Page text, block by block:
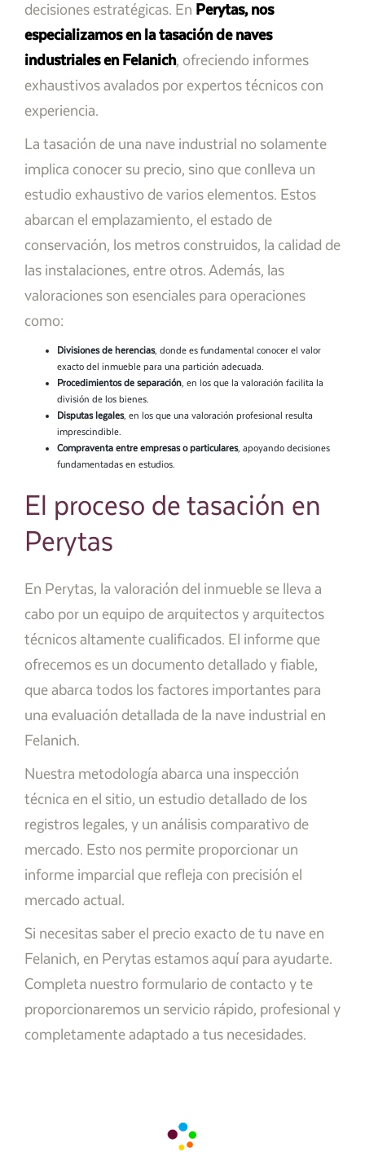
decisiones estratégicas. En Perytas, nos
especializamos en la tasación de naves
industriales en Felanich, ofreciendo informes
exhaustivos avalados por expertos técnicos con
experiencia.
La tasación de una nave industrial no solamente
implica conocer su precio, sino que conlleva un
estudio exhaustivo de varios elementos. Estos
abarcan el emplazamiento, el estado de
conservación, los metros construidos, la calidad de
las instalaciones, entre otros. Además, las
valoraciones son esenciales para operaciones
como:
Divisiones de herencias, donde es fundamental conocer el valor
exacto del inmueble para una partición adecuada.
Procedimientos de separación, en los que la valoración facilita la
división de los bienes.
Disputas legales, en los que una valoración profesional resulta
imprescindible.
Compraventa entre empresas o particulares, apoyando decisiones
fundamentadas en estudios.
El proceso de tasación en
Perytas
En Perytas, la valoración del inmueble se lleva a
cabo por un equipo de arquitectos y arquitectos
técnicos altamente cualificados. El informe que
ofrecemos es un documento detallado y fiable,
que abarca todos los factores importantes para
una evaluación detallada de la nave industrial en
Felanich.
Nuestra metodología abarca una inspección
técnica en el sitio, un estudio detallado de los
registros legales, y un análisis comparativo de
mercado. Esto nos permite proporcionar un
informe imparcial que refleja con precisión el
mercado actual.
Si necesitas saber el precio exacto de tu nave en
Felanich, en Perytas estamos aquí para ayudarte.
Completa nuestro formulario de contacto y te
proporcionaremos un servicio rápido, profesional y
completamente adaptado a tus necesidades.